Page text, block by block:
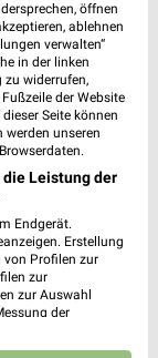
öffnen
ablehnen
verwalten“
in der linken
zu widerrufen,
der Website
Seite können
werden unseren
die Leistung der
Endgerät.
Erstellung
von Profilen zur
zur
zur Auswahl
der
Entwicklung und